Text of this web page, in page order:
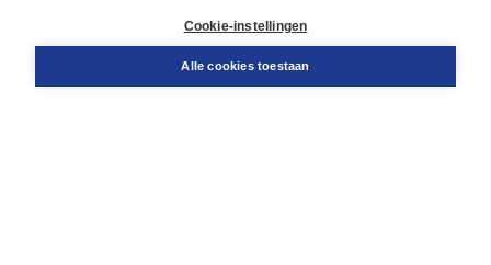
Cookie-instellingen
Alle cookies toestaan